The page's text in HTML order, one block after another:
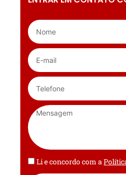
Li e concordo com a